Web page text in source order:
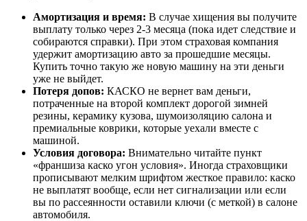
Амортизация и время: В случае хищения вы получите
выплату только через 2-3 месяца (пока идет следствие и
собираются справки). При этом страховая компания
удержит амортизацию авто за прошедшие месяцы.
Купить точно такую же новую машину на эти деньги
уже не выйдет.
Потеря допов: КАСКО не вернет вам деньги,
потраченные на второй комплект дорогой зимней
резины, керамику кузова, шумоизоляцию салона и
премиальные коврики, которые уехали вместе с
машиной.
Условия договора: Внимательно читайте пункт
«франшиза каско угон условия». Иногда страховщики
прописывают мелким шрифтом жесткое правило: каско
не выплатят вообще, если нет сигнализации или если
вы по рассеянности оставили ключи (с меткой) в салоне
автомобиля.